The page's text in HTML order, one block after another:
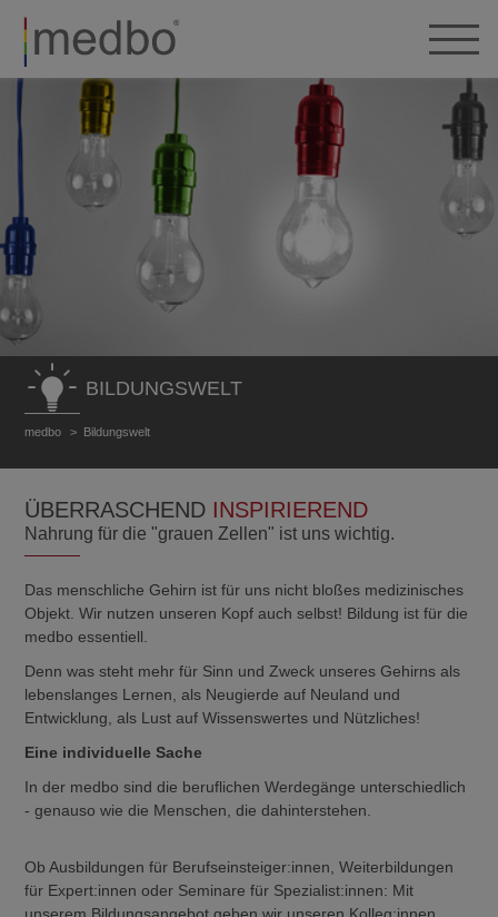
BILDUNGSWELT
medbo Bildungswelt
ÜBERRASCHEND INSPIRIEREND
Nahrung für die "grauen Zellen" ist uns wichtig.
Das menschliche Gehirn ist für uns nicht bloßes medizinisches
Objekt. Wir nutzen unseren Kopf auch selbst! Bildung ist für die
medbo essentiell.
Denn was steht mehr für Sinn und Zweck unseres Gehirns als
lebenslanges Lernen, als Neugierde auf Neuland und
Entwicklung, als Lust auf Wissenswertes und Nützliches!
Eine individuelle Sache
In der medbo sind die beruflichen Werdegänge unterschiedlich
- genauso wie die Menschen, die dahinterstehen.
Ob Ausbildungen für Berufseinsteiger:innen, Weiterbildungen
für Expert:innen oder Seminare für Spezialist:innen: Mit